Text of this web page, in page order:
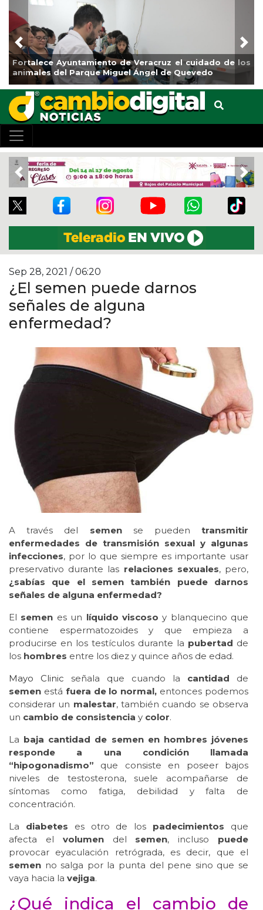
el cuidado de los
de Quevedo
La ciudad de Veracruz se
de Reforestación 2026
Previous
Previous
Sep 28, 2021 / 06:20
¿El semen puede darnos
señales de alguna
enfermedad?
A través del semense pueden transmitir
enfermedades de transmisión sexual y algunas
infecciones, por lo que siempre es importante usar
preservativo durante las relaciones sexuales, pero,
¿sabías que el semen también puede darnos
señales de alguna enfermedad?
El semen es un líquido viscoso y blanquecino que
contiene espermatozoides y que empieza a
producirse en los testículos durante la pubertad de
los hombres entre los diez y quince años de edad.
Mayo Clinic señala que cuando la cantidad de
semen está fuera de lo normal, entonces podemos
considerar un malestar, también cuando se observa
un cambio de consistencia y color.
La baja cantidad de semen en hombres jóvenes
responde a una condición llamada
“hipogonadismo” que consiste en poseer bajos
niveles de testosterona, suele acompañarse de
síntomas como fatiga, debilidad y falta de
concentración.
La diabetes es otro de los padecimientos que
afecta el volumendel semen, incluso puede
provocar eyaculación retrógrada, es decir, que el
semen no salga por la punta del pene sino que se
vaya hacia la vejiga.
¿Qué indica el cambio de